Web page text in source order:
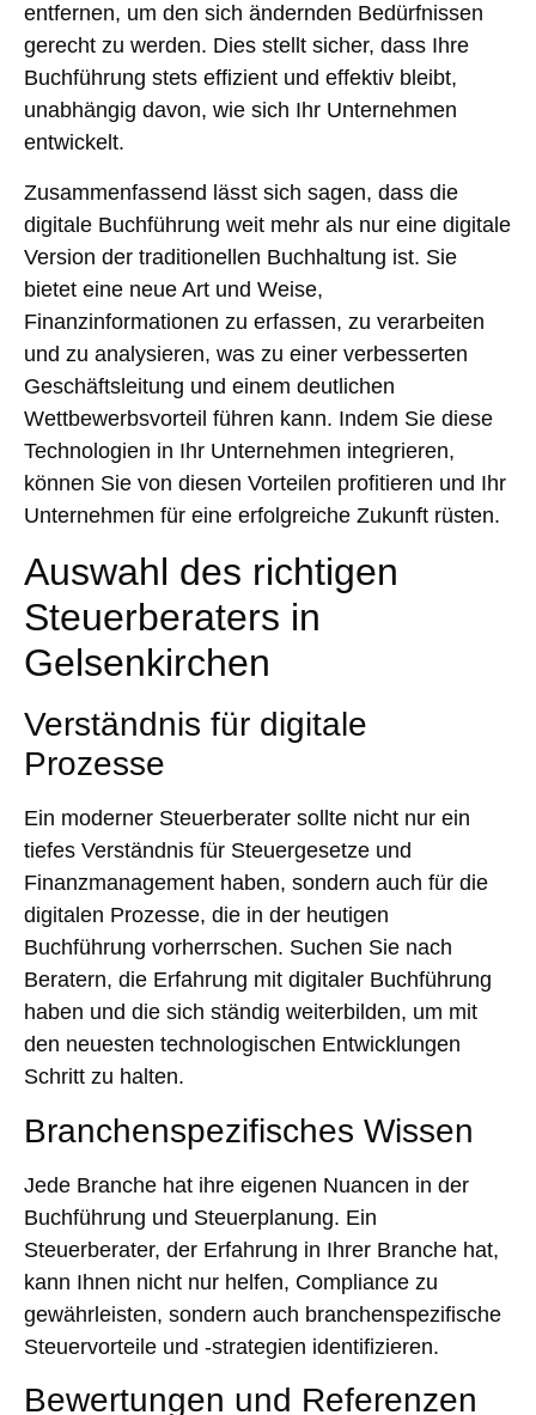
entfernen, um den sich ändernden Bedürfnissen
gerecht zu werden. Dies stellt sicher, dass Ihre
Buchführung stets effizient und effektiv bleibt,
unabhängig davon, wie sich Ihr Unternehmen
entwickelt.
Zusammenfassend lässt sich sagen, dass die
digitale Buchführung weit mehr als nur eine digitale
Version der traditionellen Buchhaltung ist. Sie
bietet eine neue Art und Weise,
Finanzinformationen zu erfassen, zu verarbeiten
und zu analysieren, was zu einer verbesserten
Geschäftsleitung und einem deutlichen
Wettbewerbsvorteil führen kann. Indem Sie diese
Technologien in Ihr Unternehmen integrieren,
können Sie von diesen Vorteilen profitieren und Ihr
Unternehmen für eine erfolgreiche Zukunft rüsten.
Auswahl des richtigen
Steuerberaters in
Gelsenkirchen
Verständnis für digitale
Prozesse
Ein moderner Steuerberater sollte nicht nur ein
tiefes Verständnis für Steuergesetze und
Finanzmanagement haben, sondern auch für die
digitalen Prozesse, die in der heutigen
Buchführung vorherrschen. Suchen Sie nach
Beratern, die Erfahrung mit digitaler Buchführung
haben und die sich ständig weiterbilden, um mit
den neuesten technologischen Entwicklungen
Schritt zu halten.
Branchenspezifisches Wissen
Jede Branche hat ihre eigenen Nuancen in der
Buchführung und Steuerplanung. Ein
Steuerberater, der Erfahrung in Ihrer Branche hat,
kann Ihnen nicht nur helfen, Compliance zu
gewährleisten, sondern auch branchenspezifische
Steuervorteile und -strategien identifizieren.
Bewertungen und Referenzen